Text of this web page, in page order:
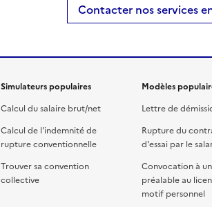
Contacter nos services
Simulateurs populaires
Calcul du salaire brut/net
Calcul de l'indemnité de
rupture conventionnelle
Trouver sa convention
collective
Modèles
Lettre de
Rupture du
d'essai par le
Convocation à
préalable au
motif personnel